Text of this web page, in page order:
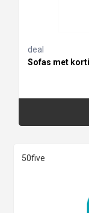
deal
Sofas met
50five